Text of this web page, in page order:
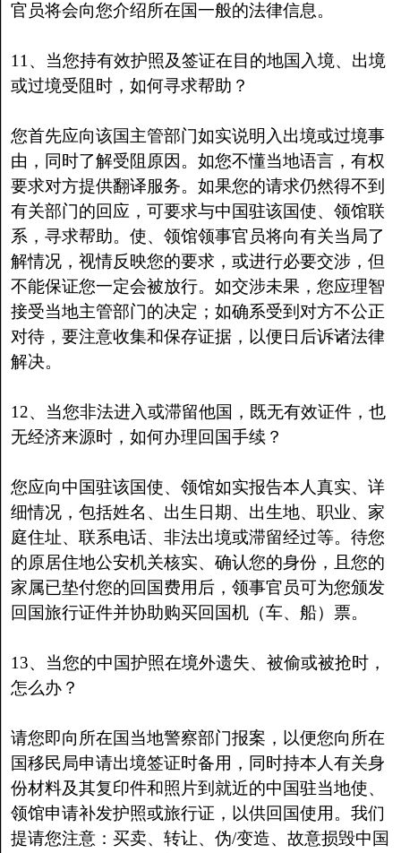
官员将会向您介绍所在国一般的法律信息。
11、当您持有效护照及签证在目的地国入境、出境
或过境受阻时，如何寻求帮助？
您首先应向该国主管部门如实说明入出境或过境事
由，同时了解受阻原因。如您不懂当地语言，有权
要求对方提供翻译服务。如果您的请求仍然得不到
有关部门的回应，可要求与中国驻该国使、领馆联
系，寻求帮助。使、领馆领事官员将向有关当局了
解情况，视情反映您的要求，或进行必要交涉，但
不能保证您一定会被放行。如交涉未果，您应理智
接受当地主管部门的决定；如确系受到对方不公正
对待，要注意收集和保存证据，以便日后诉诸法律
解决。
12、当您非法进入或滞留他国，既无有效证件，也
无经济来源时，如何办理回国手续？
您应向中国驻该国使、领馆如实报告本人真实、详
细情况，包括姓名、出生日期、出生地、职业、家
庭住址、联系电话、非法出境或滞留经过等。待您
的原居住地公安机关核实、确认您的身份，且您的
家属已垫付您的回国费用后，领事官员可为您颁发
回国旅行证件并协助购买回国机（车、船）票。
13、当您的中国护照在境外遗失、被偷或被抢时，
怎么办？
请您即向所在国当地警察部门报案，以便您向所在
国移民局申请出境签证时备用，同时持本人有关身
份材料及其复印件和照片到就近的中国驻当地使、
领馆申请补发护照或旅行证，以供回国使用。我们
提请您注意：买卖、转让、伪/变造、故意损毁中国